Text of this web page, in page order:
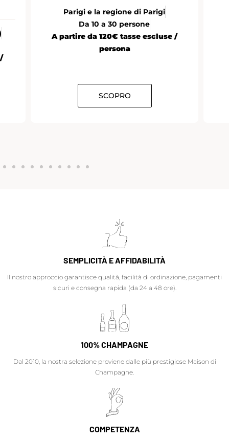
Parigi e la regione di Parigi
Da 10 a 30 persone
A partire da 120€ tasse escluse /
persona
SCOPRO
SEMPLICITÀ E AFFIDABILITÀ
Il nostro approccio garantisce qualità, facilità di ordinazione, pagamenti
sicuri e consegna rapida (da 24 a 48 ore).
100% CHAMPAGNE
Dal 2010, la nostra selezione proviene dalle più prestigiose Maison di
Champagne.
COMPETENZA